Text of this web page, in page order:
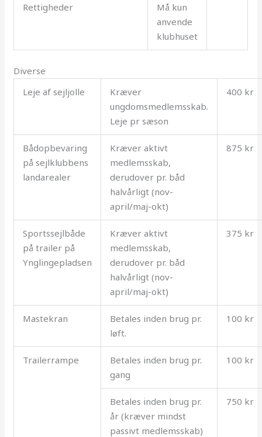
Rettigheder
Må kun
anvende
klubhuset
Diverse
Leje af sejljolle
Kræver
ungdomsmedlemsskab.
Leje pr sæson
400 kr
Bådopbevaring
på sejlklubbens
landarealer
Kræver aktivt
medlemsskab,
derudover pr. båd
halvårligt (nov-
april/maj-okt)
875 kr
Sportssejlbåde
på trailer på
Ynglingepladsen
Kræver aktivt
medlemsskab,
derudover pr. båd
halvårligt (nov-
april/maj-okt)
375 kr
Mastekran
Betales inden brug pr.
løft.
100 kr
Trailerrampe
Betales inden brug pr.
gang
100 kr
Betales inden brug pr.
år (kræver mindst
passivt medlemsskab)
750 kr